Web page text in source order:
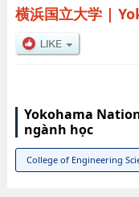
横浜国立大学|
Yokohama
ngành học
College of Engineering